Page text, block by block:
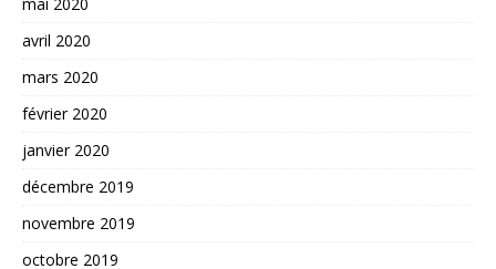
avril 2020
mars 2020
février 2020
janvier 2020
décembre 2019
novembre 2019
octobre 2019